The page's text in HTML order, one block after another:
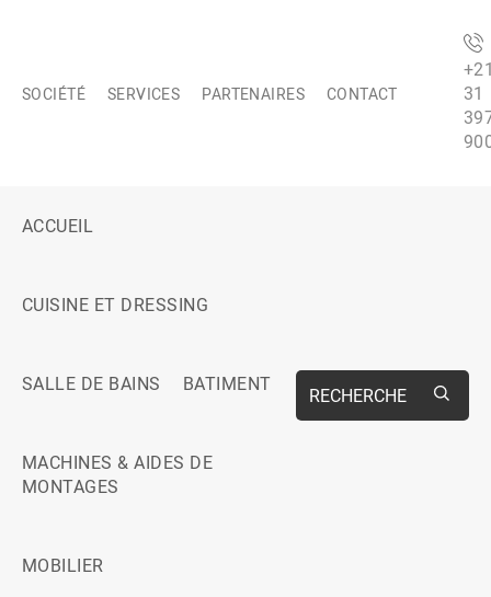
SOCIÉTÉ SERVICES PARTENAIRES CONTACT
31
ACCUEIL
CUISINE ET DRESSING
SALLE DE BAINS BATIMENT
MACHINES & AIDES DE
MONTAGES
MOBILIER
RECHERCHE